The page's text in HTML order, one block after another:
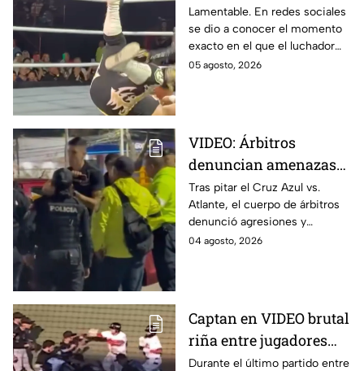
luchador Emperador
Azteca sufre GRAVE
LESIÓN
Lamentable. En redes sociales
se dio a conocer el momento
exacto en el que el luchador
Emperador Azteca sufre una
05 agosto, 2026
VIDEO: Árbitros
denuncian amenazas
de policías tras partido
del Cruz Azul vs
Atlante
Tras pitar el Cruz Azul vs.
Atlante, el cuerpo de árbitros
denunció agresiones y
amenazas con armas de fuego
04 agosto, 2026
Captan en VIDEO brutal
riña entre jugadores
durante partido de
Durante el último partido entre